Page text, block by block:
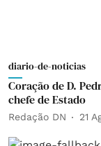
diario-de-noticias
Coração de D.
chefe de Estado
Redação DN 21